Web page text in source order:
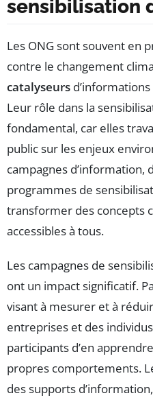
sensibilisation
Les ONG sont souvent en
contre le changement
catalyseurs
Leur rôle dans la
fondamental, car elles
public sur les enjeux
campagnes d’information,
programmes de
transformer des concepts
accessibles à tous.
Les campagnes de
ont un impact significatif.
visant à mesurer et à
entreprises et des
participants d’en
propres comportements.
des supports